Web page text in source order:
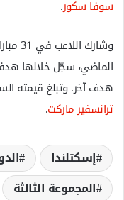
سوفا سكور.
الماضي، سجّل خلالها
هدف آخر. وتبلغ قيمته السوقية مليوناً
ترانسفير ماركت.
إسكتلندا
المجموعة الثالثة